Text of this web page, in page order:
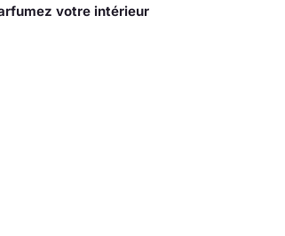
votre intérieur